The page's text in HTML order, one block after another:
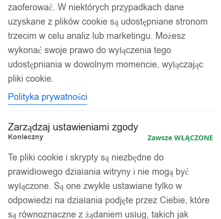
zaoferować. W niektórych przypadkach dane
uzyskane z plików cookie są udostępniane stronom
trzecim w celu analiz lub marketingu. Możesz
wykonać swoje prawo do wyłączenia tego
udostępniania w dowolnym momencie, wyłączając
pliki cookie.
Polityka prywatności
Zarządzaj ustawieniami zgody
Konieczny Zawsze WŁĄCZONE
Te pliki cookie i skrypty są niezbędne do
prawidłowego działania witryny i nie mogą być
wyłączone. Są one zwykle ustawiane tylko w
odpowiedzi na działania podjęte przez Ciebie, które
są równoznaczne z żądaniem usług, takich jak